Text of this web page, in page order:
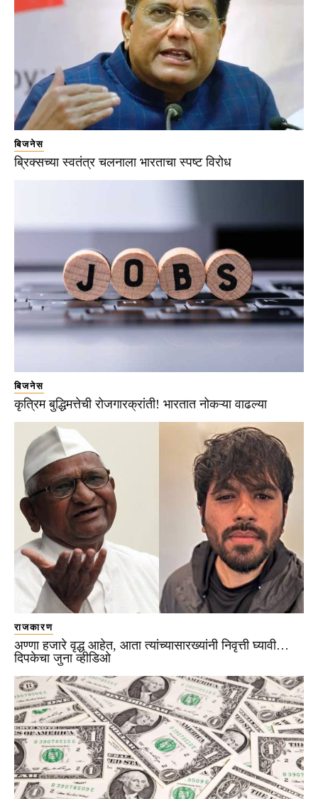
बिजनेस
ब्रिक्सच्या स्वतंत्र चलनाला भारताचा स्पष्ट विरोध
बिजनेस
कृत्रिम बुद्धिमत्तेची रोजगारक्रांती! भारतात नोकऱ्या वाढल्या
राजकारण
अण्णा हजारे वृद्ध आहेत, आता त्यांच्यासारख्यांनी निवृत्ती घ्यावी…
दिपकेचा जुना व्हीडिओ